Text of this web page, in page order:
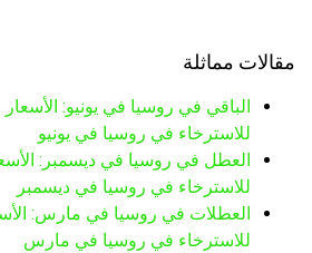
مقالات مماثلة
الباقي في روسيا في يونيو:
للاسترخاء في روسيا في يونيو
العطل في روسيا في ديسمبر:
للاسترخاء في روسيا في ديسمبر
العطلات في روسيا في مارس:
للاسترخاء في روسيا في مارس